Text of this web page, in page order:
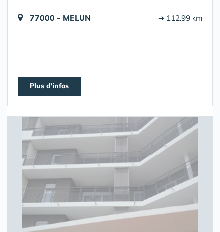
77000 - MELUN ➔ 112.99 km
Plus d'infos